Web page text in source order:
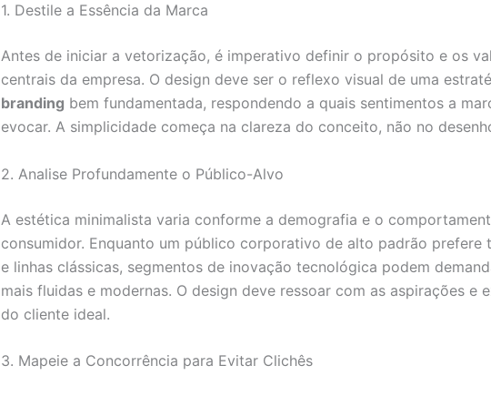
1. Destile a Essência da Marca
Antes de iniciar a vetorização, é imperativo definir o propósito e os
centrais da empresa. O design deve ser o reflexo visual de uma
branding bem fundamentada, respondendo a quais sentimentos a
evocar. A simplicidade começa na clareza do conceito, não no
2. Analise Profundamente o Público-Alvo
A estética minimalista varia conforme a demografia e o
consumidor. Enquanto um público corporativo de alto padrão prefere
e linhas clássicas, segmentos de inovação tecnológica podem
mais fluidas e modernas. O design deve ressoar com as aspirações e
do cliente ideal.
3. Mapeie a Concorrência para Evitar Clichês